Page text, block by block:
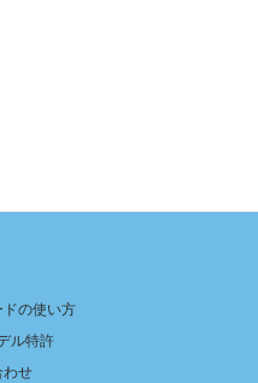
の使い方
ル特許
わせ